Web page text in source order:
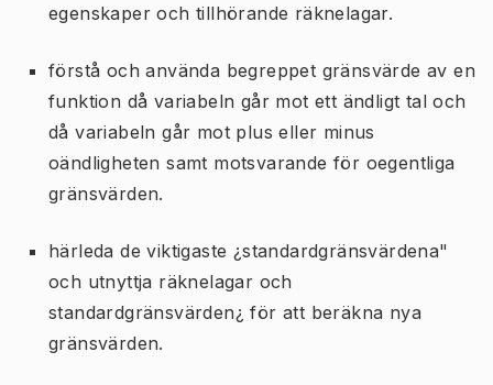
egenskaper och tillhörande räknelagar.
förstå och använda begreppet gränsvärde av en
funktion då variabeln går mot ett ändligt tal och
då variabeln går mot plus eller minus
oändligheten samt motsvarande för oegentliga
gränsvärden.
härleda de viktigaste ¿standardgränsvärdena"
och utnyttja räknelagar och
standardgränsvärden¿ för att beräkna nya
gränsvärden.